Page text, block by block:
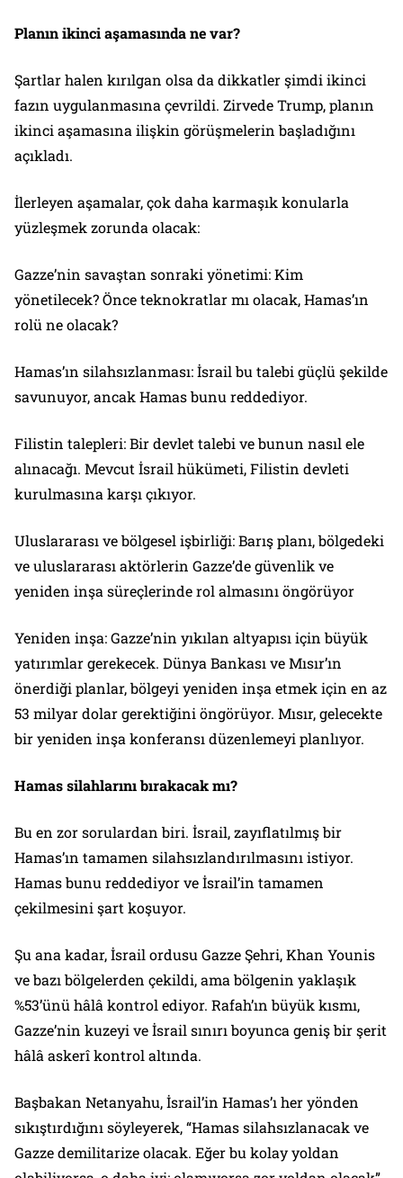
Planın ikinci aşamasında ne var?
Şartlar halen kırılgan olsa da dikkatler şimdi ikinci
fazın uygulanmasına çevrildi. Zirvede Trump, planın
ikinci aşamasına ilişkin görüşmelerin başladığını
açıkladı.
İlerleyen aşamalar, çok daha karmaşık konularla
yüzleşmek zorunda olacak:
Gazze’nin savaştan sonraki yönetimi: Kim
yönetilecek? Önce teknokratlar mı olacak, Hamas’ın
rolü ne olacak?
Hamas’ın silahsızlanması: İsrail bu talebi güçlü şekilde
savunuyor, ancak Hamas bunu reddediyor.
Filistin talepleri: Bir devlet talebi ve bunun nasıl ele
alınacağı. Mevcut İsrail hükümeti, Filistin devleti
kurulmasına karşı çıkıyor.
Uluslararası ve bölgesel işbirliği: Barış planı, bölgedeki
ve uluslararası aktörlerin Gazze’de güvenlik ve
yeniden inşa süreçlerinde rol almasını öngörüyor
Yeniden inşa: Gazze’nin yıkılan altyapısı için büyük
yatırımlar gerekecek. Dünya Bankası ve Mısır’ın
önerdiği planlar, bölgeyi yeniden inşa etmek için en az
53 milyar dolar gerektiğini öngörüyor. Mısır, gelecekte
bir yeniden inşa konferansı düzenlemeyi planlıyor.
Hamas silahlarını bırakacak mı?
Bu en zor sorulardan biri. İsrail, zayıflatılmış bir
Hamas’ın tamamen silahsızlandırılmasını istiyor.
Hamas bunu reddediyor ve İsrail’in tamamen
çekilmesini şart koşuyor.
Şu ana kadar, İsrail ordusu Gazze Şehri, Khan Younis
ve bazı bölgelerden çekildi, ama bölgenin yaklaşık
%53’ünü hâlâ kontrol ediyor. Rafah’ın büyük kısmı,
Gazze’nin kuzeyi ve İsrail sınırı boyunca geniş bir şerit
hâlâ askerî kontrol altında.
Başbakan Netanyahu, İsrail’in Hamas’ı her yönden
sıkıştırdığını söyleyerek, “Hamas silahsızlanacak ve
Gazze demilitarize olacak. Eğer bu kolay yoldan